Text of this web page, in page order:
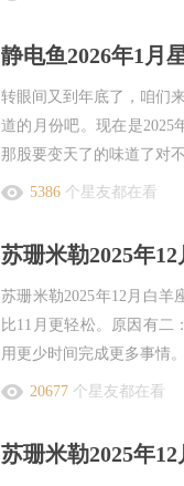
静电鱼2026年1月
转眼间又到年底了，咱们
道的月份吧。现在是2025
那股要变天了的味道了对
5386 个星友都在看
苏珊米勒2025年
苏珊米勒2025年12月白羊
比11月更轻松。原因有二
用更少时间完成更多事情
20677 个星友都在看
苏珊米勒2025年